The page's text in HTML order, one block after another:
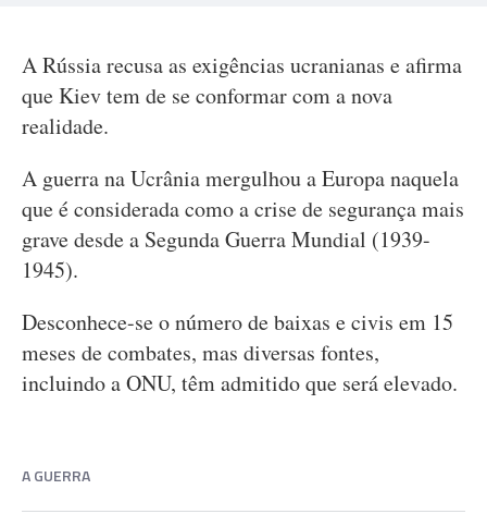
A Rússia recusa as exigências ucranianas e afirma
que Kiev tem de se conformar com a nova
realidade.
A guerra na Ucrânia mergulhou a Europa naquela
que é considerada como a crise de segurança mais
grave desde a Segunda Guerra Mundial (1939-
1945).
Desconhece-se o número de baixas e civis em 15
meses de combates, mas diversas fontes,
incluindo a ONU, têm admitido que será elevado.
A GUERRA